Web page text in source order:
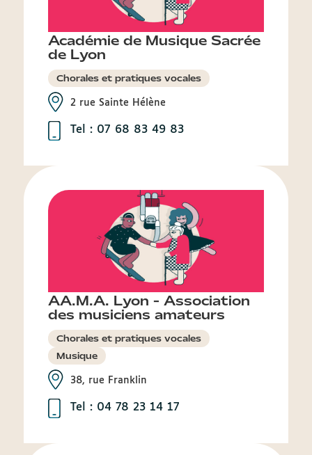
Académie de Musique Sacrée
de Lyon
Chorales et pratiques vocales
2 rue Sainte Hélène
Tel : 07 68 83 49 83
AA.M.A. Lyon - Association
des musiciens amateurs
Chorales et pratiques vocales
Musique
38, rue Franklin
Tel : 04 78 23 14 17